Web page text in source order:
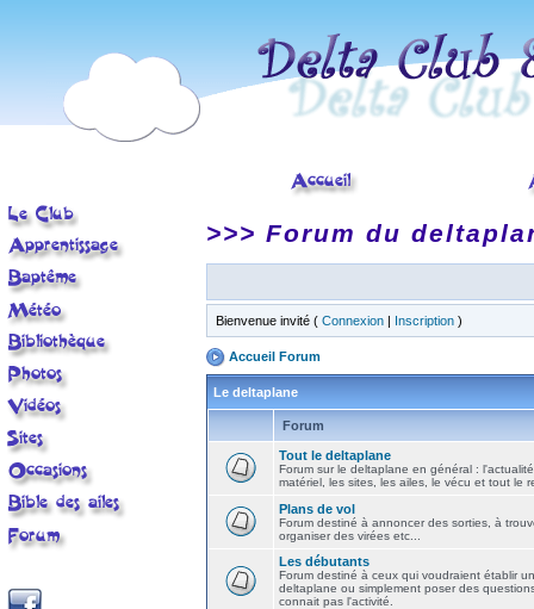
>>> Forum du
Bienvenue invité ( Connexion | Inscription )
Accueil Forum
Le deltaplane
Forum
Tout le deltaplane
Forum sur le deltaplane en général :
matériel, les sites, les ailes, le vécu et tout le
Plans de vol
Forum destiné à annoncer des sorties, à
organiser des virées etc...
Les débutants
Forum destiné à ceux qui voudraient établir
deltaplane ou simplement poser des
connait pas l'activité.